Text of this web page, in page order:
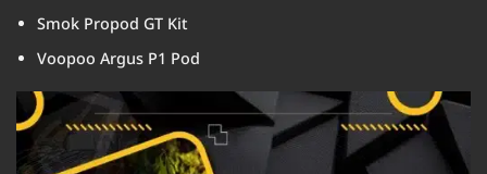
Smok Propod GT Kit
Voopoo Argus P1 Pod